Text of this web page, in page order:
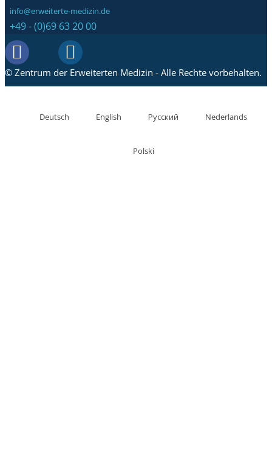
info@erweiterte-medizin.de
+49 - (0)69 63 20 00
© Zentrum der Erweiterten Medizin - Alle Rechte vorbehalten.
Deutsch English Русский Nederlands
Polski